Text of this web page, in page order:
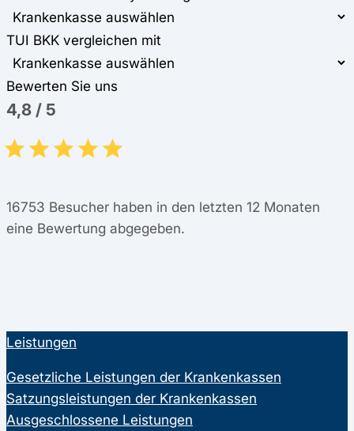
TUI BKK vergleichen mit
Bewerten Sie uns
4,8 / 5
16753 Besucher haben in den letzten 12 Monaten
eine Bewertung abgegeben.
Leistungen
Gesetzliche Leistungen der Krankenkassen
Satzungsleistungen der Krankenkassen
Ausgeschlossene Leistungen